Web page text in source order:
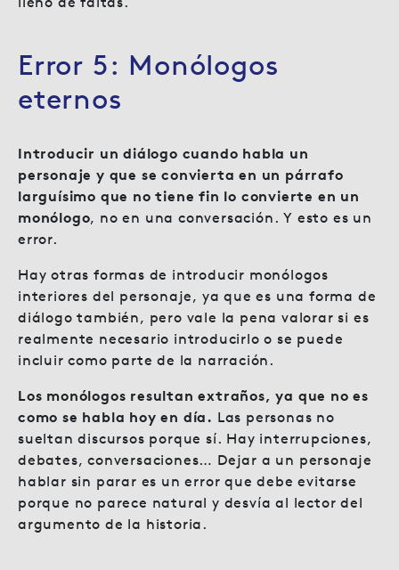
Error 5: Monólogos
eternos
Introducir un diálogo cuando habla un
personaje y que se convierta en un párrafo
larguísimo que no tiene fin lo convierte en un
monólogo, no en una conversación. Y esto es un
error.
Hay otras formas de introducir monólogos
interiores del personaje, ya que es una forma de
diálogo también, pero vale la pena valorar si es
realmente necesario introducirlo o se puede
incluir como parte de la narración.
Los monólogos resultan extraños, ya que no es
como se habla hoy en día. Las personas no
sueltan discursos porque sí. Hay interrupciones,
debates, conversaciones… Dejar a un personaje
hablar sin parar es un error que debe evitarse
porque no parece natural y desvía al lector del
argumento de la historia.